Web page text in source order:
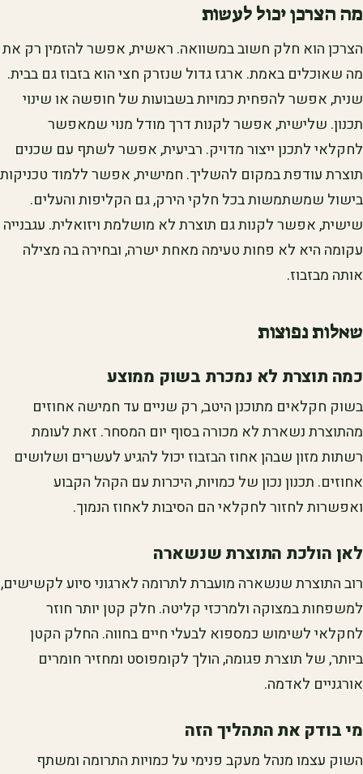
מה הצרכן יכול לעשות
הצרכן הוא חלק חשוב במשוואה. ראשית, אפשר להזמין רק את
מה שאוכלים באמת. ארגז גדול שנזרק חצי הוא בזבוז גם בבית.
שנית, אפשר להפחית כמויות בשבועות של חופשה או שינוי
תכנון. שלישית, אפשר לקנות דרך מודל מנוי שמאפשר
לחקלאי לתכנן ייצור מדויק. רביעית, אפשר לשתף עם שכנים
תוצרת עודפת במקום להשליך. חמישית, אפשר ללמוד טכניקות
בישול שמשתמשות בכל חלקי הירק, גם הקליפות והעלים.
שישית, אפשר לקנות גם תוצרת לא מושלמת ויזואלית. עגבנייה
עקומה היא לא פחות טעימה מאחת ישרה, ובחירה בה מצילה
אותה מבזבוז.
שאלות נפוצות
כמה תוצרת לא נמכרת בשוק ממוצע
בשוק חקלאים מתוכנן היטב, רק שניים עד חמישה אחוזים
מהתוצרת נשארת לא מכורה בסוף יום המסחר. זאת לעומת
רשתות מזון שבהן אחוז הבזבוז יכול להגיע לעשרים ושלושים
אחוזים. תכנון נכון של כמויות, היכרות עם הקהל הקבוע
ואפשרות לחזור לחקלאי הם הסיבות לאחוז הנמוך.
לאן הולכת התוצרת שנשארה
רוב התוצרת שנשארה מועברת לתרומה לארגוני סיוע לקשישים,
למשפחות במצוקה ולמרכזי קליטה. חלק קטן יותר חוזר
לחקלאי לשימוש כמספוא לבעלי חיים בחווה. החלק הקטן
ביותר, של תוצרת פגומה, הולך לקומפוסט ומחזיר חומרים
אורגניים לאדמה.
מי בודק את התהליך הזה
השוק עצמו מנהל מעקב פנימי על כמויות התרומה ומשתף